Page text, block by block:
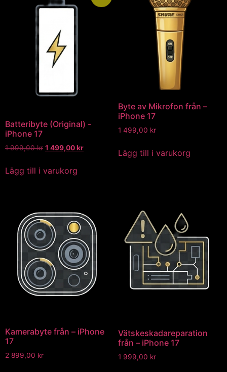
Batteribyte (Original) -
iPhone 17
1 999,00kr 1 499,00kr
Lägg till i varukorg
Byte av Mikrofon från –
iPhone 17
1 499,00 kr
Lägg till i varukorg
Kamerabyte från – iPhone
17
2 899,00 kr
Vätskeskadareparation
från – iPhone 17
1 999,00 kr